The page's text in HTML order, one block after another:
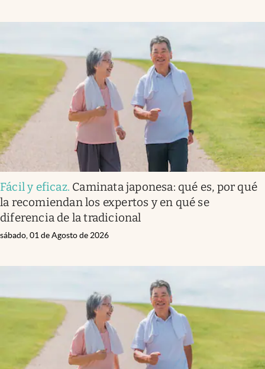
Fácil y eficaz. Caminata japonesa: qué es, por qué
la recomiendan los expertos y en qué se
diferencia de la tradicional
sábado, 01 de Agosto de 2026